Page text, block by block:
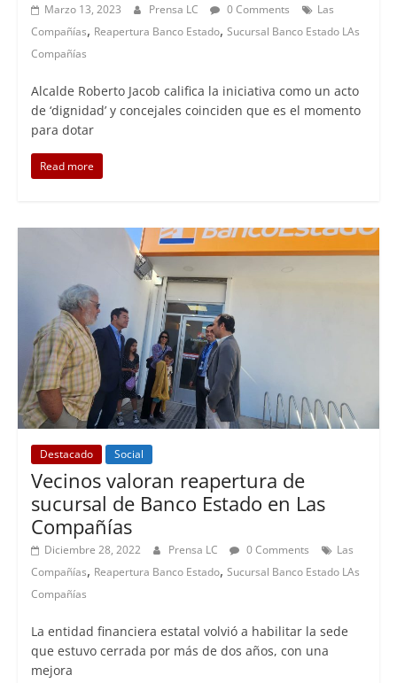
Marzo 13, 2023 Prensa LC 0 Comments
Las
Compañías, Reapertura Banco Estado, Sucursal Banco Estado LAs
Compañías
Alcalde Roberto Jacob califica la iniciativa como un acto
de ‘dignidad’ y concejales coinciden que es el momento
para dotar
Read more
Destacado Social
Vecinos valoran reapertura de
sucursal de Banco Estado en Las
Compañías
Diciembre 28, 2022 Prensa LC 0 Comments
Las
Compañías, Reapertura Banco Estado, Sucursal Banco Estado LAs
Compañías
La entidad financiera estatal volvió a habilitar la sede
que estuvo cerrada por más de dos años, con una
mejora